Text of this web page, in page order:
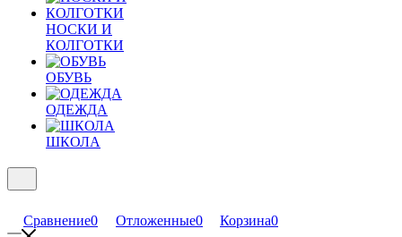
НОСКИ И
КОЛГОТКИ
ОБУВЬ
ОДЕЖДА
ШКОЛА
Сравнение0 Отложенные0 Корзина0